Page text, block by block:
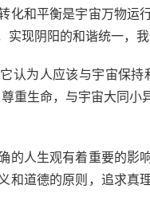
化和平衡是宇宙万物运
现阴阳的和谐统一，
认为人应该与宇宙保
重生命，与宇宙大同
的人生观有着重要的影
和道德的原则，追求